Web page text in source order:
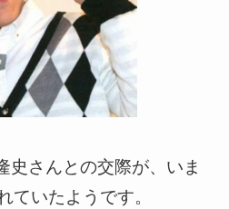
史さんとの交際が、いま
ていたようです。